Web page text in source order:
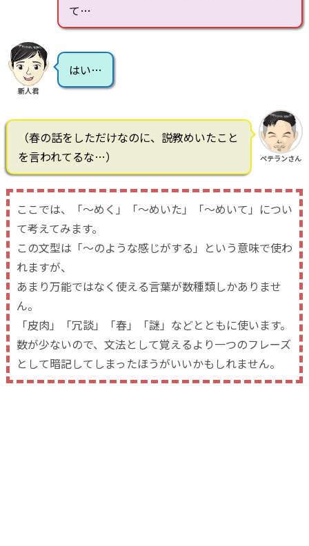
て…
新人君
はい…
（春の話をしただけなのに、説教めいたこと
を言われてるな…）
ベテランさん
ここでは、「～めく」「～めいた」「～めいて」につい
て考えてみます。
この文型は「～のような感じがする」という意味で使わ
れますが、
あまり万能ではなく使える言葉が数種類しかありませ
ん。
「皮肉」「冗談」「春」「謎」などとともに使います。
数が少ないので、文法として覚えるより一つのフレーズ
として暗記してしまったほうがいいかもしれません。